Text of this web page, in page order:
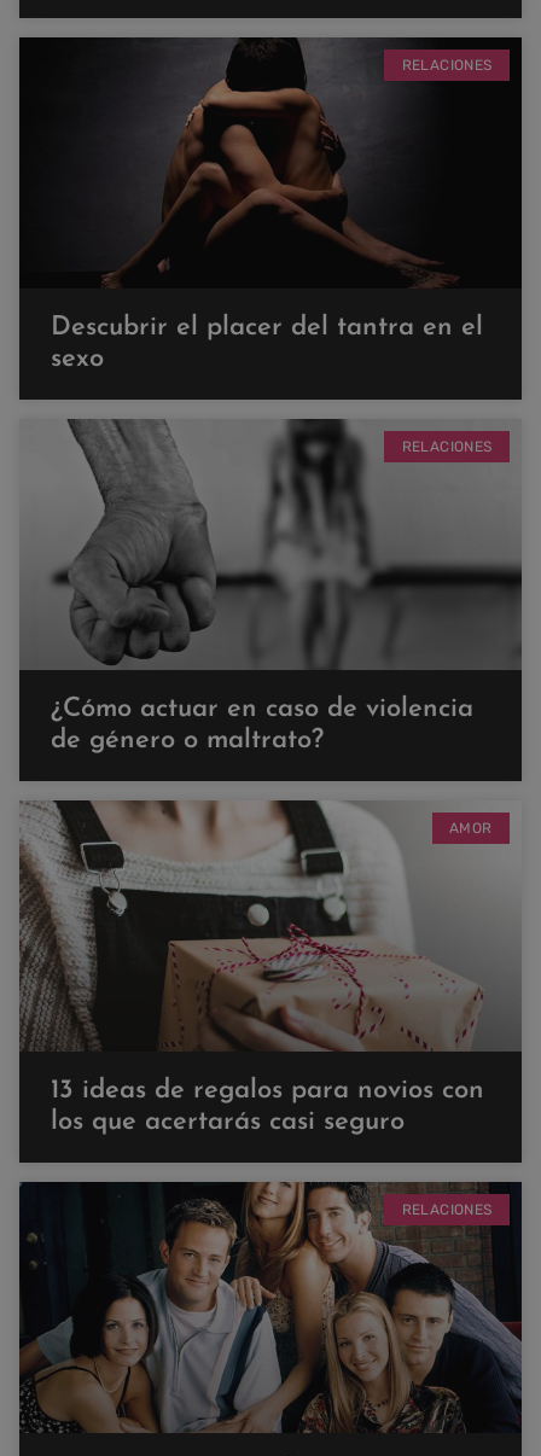
RELACIONES
Descubrir el placer del tantra en el
sexo
RELACIONES
¿Cómo actuar en caso de violencia
de género o maltrato?
AMOR
13 ideas de regalos para novios con
los que acertarás casi seguro
RELACIONES